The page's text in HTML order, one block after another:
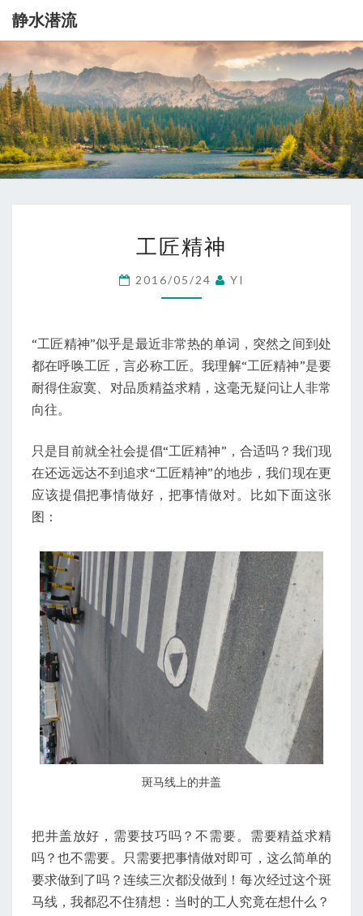
静水潜流
静
水
潜
记
录
一
点
生
活
匠
神
工匠精神
2016/05/24 YI
“工匠精神”似乎是最近非常热的单词，突然之间到处
都在呼唤工匠，言必称工匠。我理解“工匠精神”是要
耐得住寂寞、对品质精益求精，这毫无疑问让人非常
向往。
只是目前就全社会提倡“工匠精神”，合适吗？我们现
在还远远达不到追求“工匠精神”的地步，我们现在更
应该提倡把事情做好，把事情做对。比如下面这张
图：
斑马线上的井盖
把井盖放好，需要技巧吗？不需要。需要精益求精
吗？也不需要。只需要把事情做对即可，这么简单的
要求做到了吗？连续三次都没做到！每次经过这个斑
马线，我都忍不住猜想：当时的工人究竟在想什么？